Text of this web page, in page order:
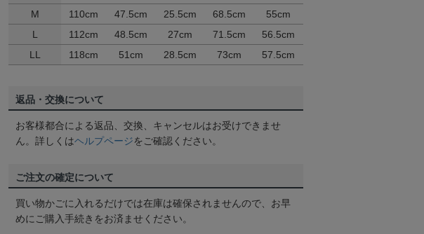
M
110cm 47.5cm 25.5cm 68.5cm
55cm
L
112cm 48.5cm 27cm 71.5cm
56.5cm
LL
118cm 51cm 28.5cm 73cm 57.5cm
返品・交換について
お客様都合による返品、交換、キャンセルはお受けできませ
ん。詳しくはヘルプページをご確認ください。
ご注文の確定について
買い物かごに入れるだけでは在庫は確保されませんので、お早
めにご購入手続きをお済ませください。